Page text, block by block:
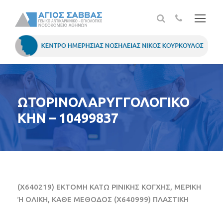
ΩΤΟΡΙΝΟΛΑΡΥΓΓΟΛΟΓΙΚΟ
ΚΗΝ – 10499837
(X640219) ΕΚΤΟΜΗ ΚΑΤΩ ΡΙΝΙΚΗΣ ΚΟΓΧΗΣ, ΜΕΡΙΚΗ
Ή ΟΛΙΚΗ, ΚΑΘΕ ΜΕΘΟΔΟΣ (X640999) ΠΛΑΣΤΙΚΗ